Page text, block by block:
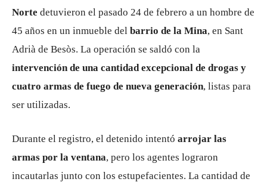
Norte detuvieron el pasado 24 de febrero a un hombre de
45 años en un inmueble del barrio de la Mina, en Sant
Adrià de Besòs. La operación se saldó con la
intervención de una cantidad excepcional de drogas y
cuatro armas de fuego de nueva generación, listas para
ser utilizadas.
Durante el registro, el detenido intentó arrojar las
armas por la ventana, pero los agentes lograron
incautarlas junto con los estupefacientes. La cantidad de